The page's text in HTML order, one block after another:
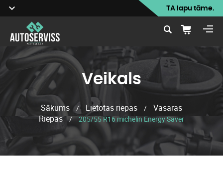
TA lapu tāme.
Veikals
Sākums / Lietotas riepas /
Vasaras
Riepas / 205/55 R16 michelin Energy Saver